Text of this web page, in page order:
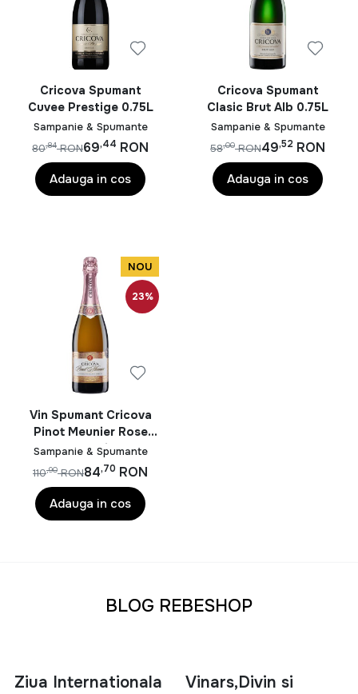
Cricova Spumant
Cuvee Prestige 0.75L
Sampanie & Spumante
69,44 RON
80,84 RON
Adauga in cos
Cricova Spumant
Clasic Brut Alb 0.75L
Sampanie & Spumante
49,52 RON
58,00 RON
Adauga in cos
NOU
23%
Vin Spumant Cricova
Pinot Meunier Rose
Extra Sec Cutie Cadou
0.75L
Sampanie & Spumante
84,70 RON
110,90 RON
Adauga in cos
BLOG REBESHOP
Ziua Internationala
Vinars,Divin si